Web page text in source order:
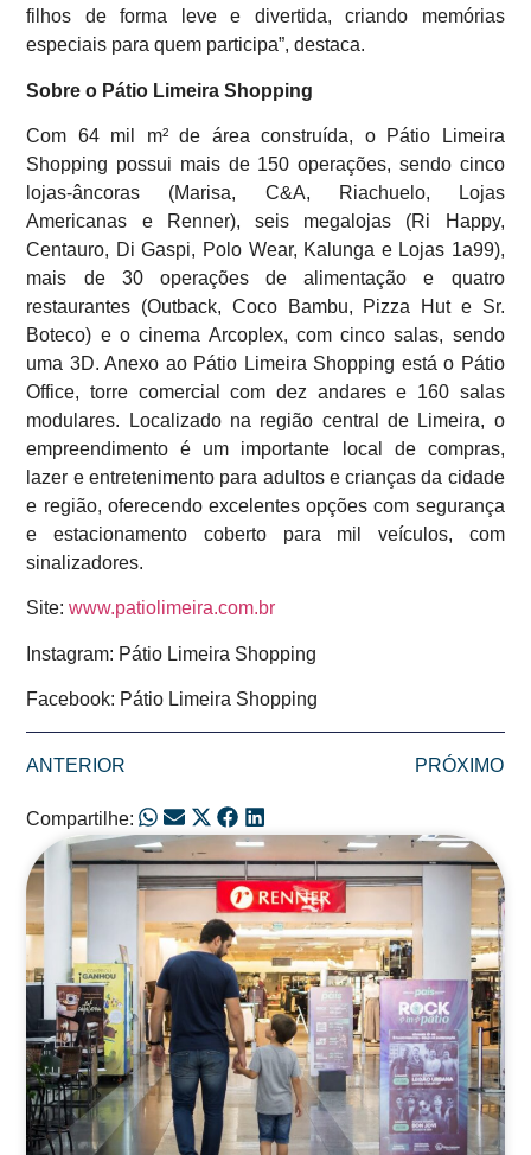
filhos de forma leve e divertida, criando memórias
especiais para quem participa”, destaca.
Sobre o Pátio Limeira Shopping
Com 64 mil m² de área construída, o Pátio Limeira
Shopping possui mais de 150 operações, sendo cinco
lojas-âncoras (Marisa, C&A, Riachuelo, Lojas
Americanas e Renner), seis megalojas (Ri Happy,
Centauro, Di Gaspi, Polo Wear, Kalunga e Lojas 1a99),
mais de 30 operações de alimentação e quatro
restaurantes (Outback, Coco Bambu, Pizza Hut e Sr.
Boteco) e o cinema Arcoplex, com cinco salas, sendo
uma 3D. Anexo ao Pátio Limeira Shopping está o Pátio
Office, torre comercial com dez andares e 160 salas
modulares. Localizado na região central de Limeira, o
empreendimento é um importante local de compras,
lazer e entretenimento para adultos e crianças da cidade
e região, oferecendo excelentes opções com segurança
e estacionamento coberto para mil veículos, com
sinalizadores.
Site:www.patiolimeira.com.br
Instagram: Pátio Limeira Shopping
Facebook: Pátio Limeira Shopping
ANTERIOR PRÓXIMO
Compartilhe:
Posts Relacionados